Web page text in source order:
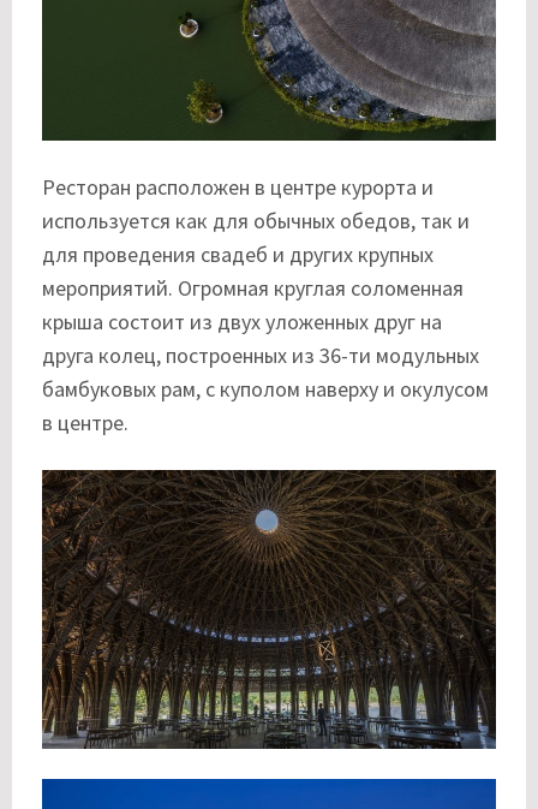
Ресторан расположен в центре курорта и
используется как для обычных обедов, так и
для проведения свадеб и других крупных
мероприятий. Огромная круглая соломенная
крыша состоит из двух уложенных друг на
друга колец, построенных из 36-ти модульных
бамбуковых рам, с куполом наверху и окулусом
в центре.